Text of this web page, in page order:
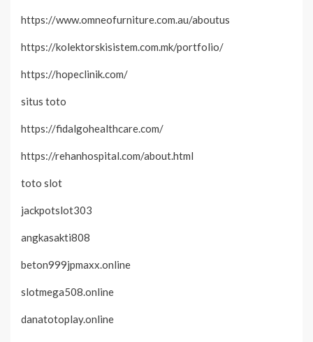
https://www.omneofurniture.com.au/aboutus
https://kolektorskisistem.com.mk/portfolio/
https://hopeclinik.com/
situs toto
https://fidalgohealthcare.com/
https://rehanhospital.com/about.html
toto slot
jackpotslot303
angkasakti808
beton999jpmaxx.online
slotmega508.online
danatotoplay.online